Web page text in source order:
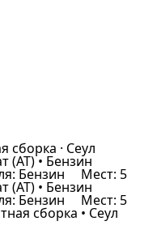
сборка · Сеул
(AT) • Бензин
Бензин Мест: 5
(AT) • Бензин
Бензин Мест: 5
сборка • Сеул